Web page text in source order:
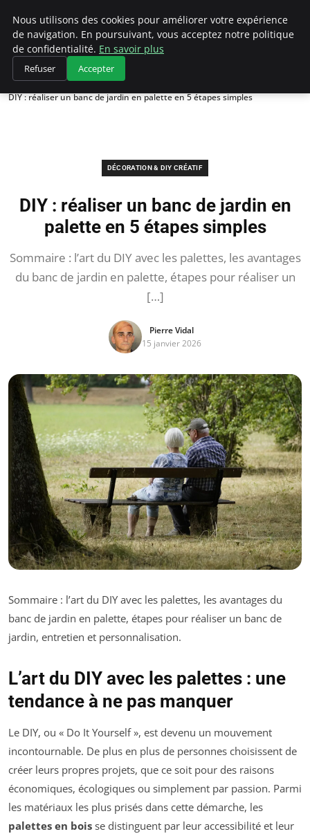
Bricoler Comme Un Pro
Accueil
Décoration & DIY créatif
DIY : réaliser un banc de jardin en palette en 5 étapes simples
DÉCORATION & DIY CRÉATIF
DIY : réaliser un banc de jardin en
palette en 5 étapes simples
Sommaire : l’art du DIY avec les palettes, les avantages
du banc de jardin en palette, étapes pour réaliser un
[…]
Pierre Vidal
15 janvier 2026
Sommaire : l’art du DIY avec les palettes, les avantages du
banc de jardin en palette, étapes pour réaliser un banc de
jardin, entretien et personnalisation.
L’art du DIY avec les palettes : une
tendance à ne pas manquer
Le DIY, ou « Do It Yourself », est devenu un mouvement
incontournable. De plus en plus de personnes choisissent de
créer leurs propres projets, que ce soit pour des raisons
économiques, écologiques ou simplement par passion. Parmi
les matériaux les plus prisés dans cette démarche, les
palettes en bois se distinguent par leur accessibilité et leur
Nous utilisons des cookies pour améliorer votre expérience
de navigation. En poursuivant, vous acceptez notre politique
de confidentialité. En savoir plus
Refuser Accepter